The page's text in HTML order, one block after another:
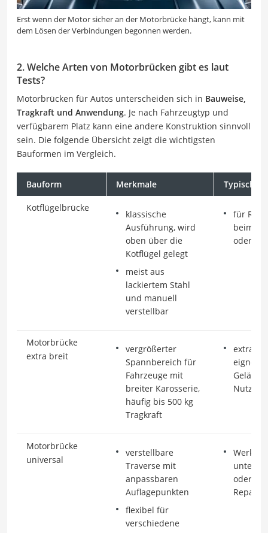
Erst wenn der Motor sicher an der Motorbrücke hängt, kann mit
dem Lösen der Verbindungen begonnen werden.
2. Welche Arten von Motorbrücken gibt es laut
Tests?
Motorbrücken für Autos unterscheiden sich in Bauweise,
Tragkraft und Anwendung. Je nach Fahrzeugtyp und
verfügbarem Platz kann eine andere Konstruktion sinnvoll
sein. Die folgende Übersicht zeigt die wichtigsten
Bauformen im Vergleich.
Bauform Merkmale Typischer
Kotflügelbrücke
klassische
Ausführung, wird
oben über die
Kotflügel gelegt
meist aus
lackiertem Stahl
und manuell
verstellbar
für
beim
oder
Motorbrücke
extra breit
vergrößerter
Spannbereich für
Fahrzeuge mit
breiter Karosserie,
häufig bis 500 kg
Tragkraft
extra
eignen
Motorbrücke
universal
verstellbare
Traverse mit
anpassbaren
Auflagepunkten
flexibel für
verschiedene
oder